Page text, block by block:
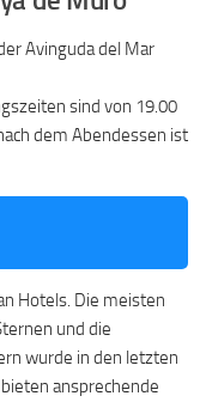
Avinguda del Mar
sind von 19.00
dem Abendessen ist
Hotels. Die meisten
und die
wurde in den letzten
ansprechende